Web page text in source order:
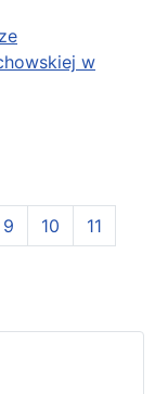
w
9 10
11